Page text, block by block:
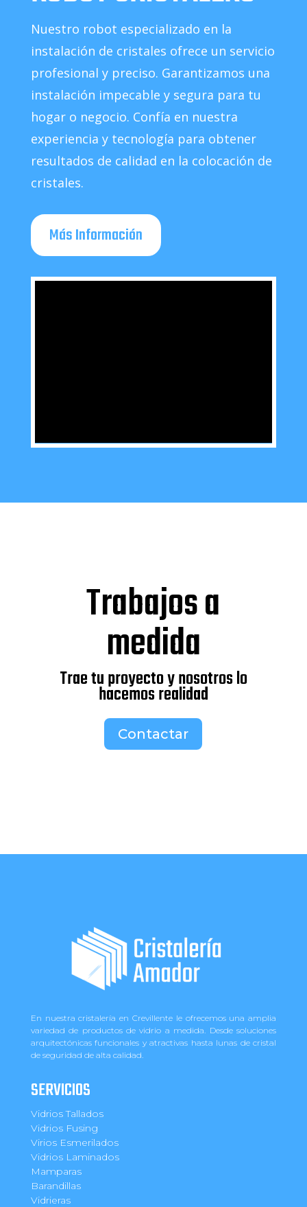
Nuestro robot especializado en la
instalación de cristales ofrece un servicio
profesional y preciso. Garantizamos una
instalación impecable y segura para tu
hogar o negocio. Confía en nuestra
experiencia y tecnología para obtener
resultados de calidad en la colocación de
cristales.
Más Información
Trabajos a
medida
Trae tu proyecto y nosotros lo
hacemos realidad
Contactar
En nuestra cristalería en Crevillente le ofrecemos una amplia
variedad de productos de vidrio a medida. Desde soluciones
arquitectónicas funcionales y atractivas hasta lunas de cristal
de seguridad de alta calidad.
SERVICIOS
Vidrios Tallados
Vidrios Fusing
Virios Esmerilados
Vidrios Laminados
Mamparas
Barandillas
Vidrieras